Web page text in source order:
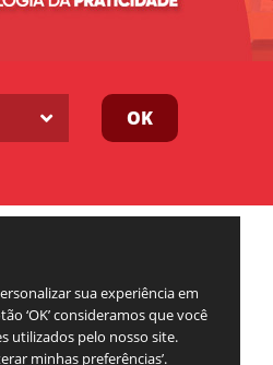
OK
sua experiência em
‘OK’ consideramos que você
utilizados pelo nosso site.
minhas preferências’.